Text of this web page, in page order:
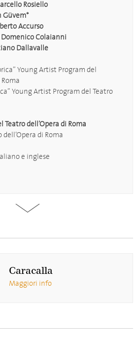
Rosiello
Güvem*
Accurso
Domenico Colaianni
Dallavalle
Young Artist Program del
Young Artist Program del Teatro
Teatro dell’Opera di Roma
di Roma
e inglese
Caracalla
Maggiori info